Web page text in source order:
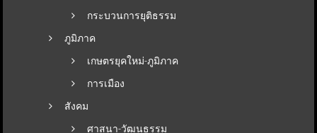
กระบวนการยุติธรรม
ภูมิภาค
เกษตรยุคใหม่-ภูมิภาค
การเมือง
สังคม
ศาสนา-วัฒนธรรม